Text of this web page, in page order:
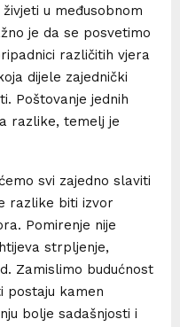
u međusobnom
je da se posvetimo
različitih vjera
dijele zajednički
Poštovanje jednih
razlike, temelj je
svi zajedno slaviti
razlike biti izvor
Pomirenje nije
strpljenje,
Zamislimo budućnost
postaju kamen
bolje sadašnjosti i